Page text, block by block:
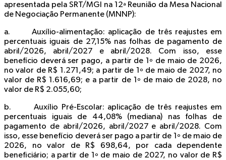
apresentada pela SRT/MGI na 12ª Reunião da Mesa Nacional
de Negociação Permanente (MNNP):
a. Auxílio-alimentação: aplicação de três reajustes em
percentuais iguais de 27,15% nas folhas de pagamento de
abril/2026, abril/2027 e abril/2028. Com isso, esse
benefício deverá ser pago, a partir de 1º de maio de 2026,
no valor de R$ 1.271,49; a partir de 1º de maio de 2027, no
valor de R$ 1.616,69; e a partir de 1º de maio de 2028, no
valor de R$ 2.055,60;
b. Auxílio Pré-Escolar: aplicação de três reajustes em
percentuais iguais de 44,08% (mediana) nas folhas de
pagamento de abril/2026, abril/2027 e abril/2028. Com
isso, esse benefício deverá ser pago a partir de 1º de maio de
2026, no valor de R$ 698,64, por cada dependente
beneficiário; a partir de 1º de maio de 2027, no valor de R$